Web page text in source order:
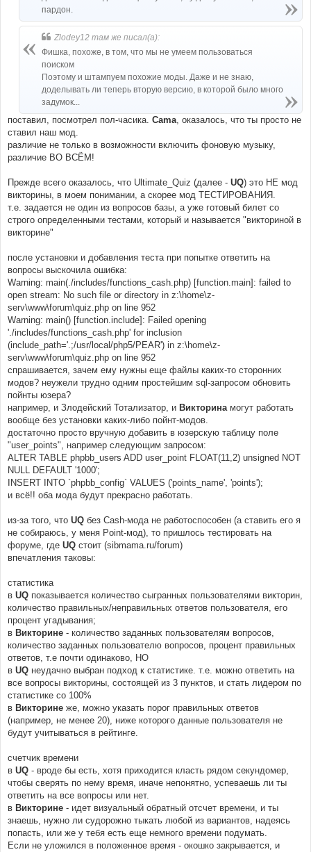
пардон.
Zlodey12 там же писал(а):
Фишка, похоже, в том, что мы не умеем пользоваться
поиском
Поэтому и штампуем похожие моды. Даже и не знаю,
доделывать ли теперь вторую версию, в которой было много
задумок...
поставил, посмотрел пол-часика. Cama, оказалось, что ты просто не
ставил наш мод.
различие не только в возможности включить фоновую музыку,
различие ВО ВСЁМ!
Прежде всего оказалось, что Ultimate_Quiz (далее - UQ) это НЕ мод
викторины, в моем понимании, а скорее мод ТЕСТИРОВАНИЯ.
т.е. задается не один из вопросов базы, а уже готовый билет со
строго определенными тестами, который и называется "викториной в
викторине"
после установки и добавления теста при попытке ответить на
вопросы выскочила ошибка:
Warning: main(./includes/functions_cash.php) [function.main]: failed to
open stream: No such file or directory in z:\home\z-
serv\www\forum\quiz.php on line 952
Warning: main() [function.include]: Failed opening
'./includes/functions_cash.php' for inclusion
(include_path='.;/usr/local/php5/PEAR') in z:\home\z-
serv\www\forum\quiz.php on line 952
спрашивается, зачем ему нужны еще файлы каких-то сторонних
модов? неужели трудно одним простейшим sql-запросом обновить
пойнты юзера?
например, и Злодейский Тотализатор, и Викторинамогут работать
вообще без установки каких-либо пойнт-модов.
достаточно просто вручную добавить в юзерскую таблицу поле
"user_points", например следующим запросом:
ALTER TABLE phpbb_users ADD user_point FLOAT(11,2) unsigned NOT
NULL DEFAULT '1000';
INSERT INTO `phpbb_config` VALUES ('points_name', 'points');
и всё!! оба мода будут прекрасно работать.
из-за того, что UQ без Cash-мода не работоспособен (а ставить его я
не собираюсь, у меня Point-мод), то пришлось тестировать на
форуме, где UQ стоит (sibmama.ru/forum)
впечатления таковы:
статистика
в UQ показывается количество сыгранных пользователями викторин,
количество правильных/неправильных ответов пользователя, его
процент угадывания;
в Викторине - количество заданных пользователям вопросов,
количество заданных пользователю вопросов, процент правильных
ответов, т.е почти одинаково, НО
в UQ неудачно выбран подход к статистике. т.е. можно ответить на
все вопросы викторины, состоящей из 3 пунктов, и стать лидером по
статистике со 100%
в Викторине же, можно указать порог правильных ответов
(например, не менее 20), ниже которого данные пользователя не
будут учитываться в рейтинге.
счетчик времени
в UQ - вроде бы есть, хотя приходится класть рядом секундомер,
чтобы сверять по нему время, иначе непонятно, успеваешь ли ты
ответить на все вопросы или нет.
в Викторине - идет визуальный обратный отсчет времени, и ты
знаешь, нужно ли судорожно тыкать любой из вариантов, надеясь
попасть, или же у тебя есть еще немного времени подумать.
Если не уложился в положенное время - окошко закрывается, и